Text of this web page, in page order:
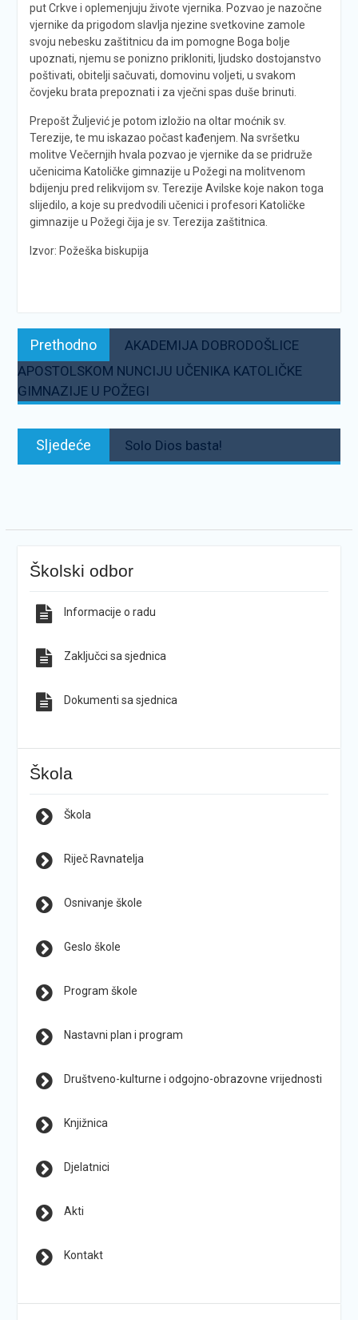
put Crkve i oplemenjuju živote vjernika. Pozvao je nazočne
vjernike da prigodom slavlja njezine svetkovine zamole
svoju nebesku zaštitnicu da im pomogne Boga bolje
upoznati, njemu se ponizno prikloniti, ljudsko dostojanstvo
poštivati, obitelji sačuvati, domovinu voljeti, u svakom
čovjeku brata prepoznati i za vječni spas duše brinuti.
Prepošt Žuljević je potom izložio na oltar moćnik sv.
Terezije, te mu iskazao počast kađenjem. Na svršetku
molitve Večernjih hvala pozvao je vjernike da se pridruže
učenicima Katoličke gimnazije u Požegi na molitvenom
bdijenju pred relikvijom sv. Terezije Avilske koje nakon toga
slijedilo, a koje su predvodili učenici i profesori Katoličke
gimnazije u Požegi čija je sv. Terezija zaštitnica.
Izvor: Požeška biskupija
Navigacija
objava
Prethodno
AKADEMIJA DOBRODOŠLICE
APOSTOLSKOM NUNCIJU UČENIKA KATOLIČKE
GIMNAZIJE U POŽEGI
Sljedeće Solo Dios basta!
Školski odbor
Informacije o radu
Zaključci sa sjednica
Dokumenti sa sjednica
Škola
Škola
Riječ Ravnatelja
Osnivanje škole
Geslo škole
Program škole
Nastavni plan i program
Društveno-kulturne i odgojno-obrazovne vrijednosti
Knjižnica
Djelatnici
Akti
Kontakt